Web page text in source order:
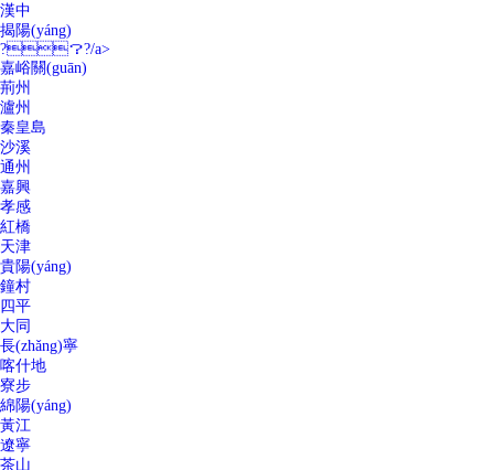
漢中
揭陽(yáng)
?？?/a>
嘉峪關(guān)
荊州
瀘州
秦皇島
沙溪
通州
嘉興
孝感
紅橋
天津
貴陽(yáng)
鐘村
四平
大同
長(zhǎng)寧
喀什地
寮步
綿陽(yáng)
黃江
遼寧
茶山